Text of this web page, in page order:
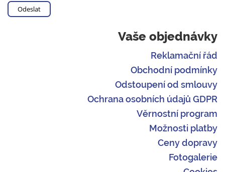
Vaše objednávky
Reklamační řád
Obchodní podmínky
Odstoupení od smlouvy
Ochrana osobních údajů GDPR
Věrnostní program
Možnosti platby
Ceny dopravy
Fotogalerie